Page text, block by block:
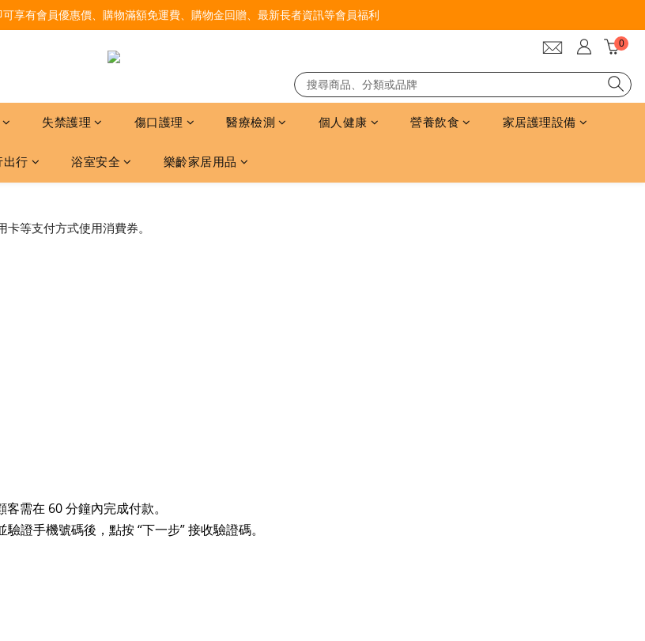
享有會員優惠價、購物滿額免運費、購物金回贈、最新長者資訊等會員福利
失禁護理 傷口護理 醫療檢測 個人健康 營養飲食 家居護理設備
出行 浴室安全 樂齡家居用品
等支付方式使用消費券。
需在 60 分鐘內完成付款。
證手機號碼後，點按 “下一步” 接收驗證碼。